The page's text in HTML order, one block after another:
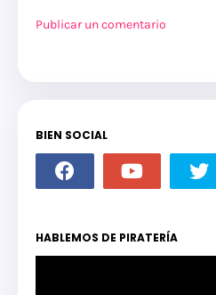
Publicar un comentario
BIEN SOCIAL
HABLEMOS DE PIRATERÍA